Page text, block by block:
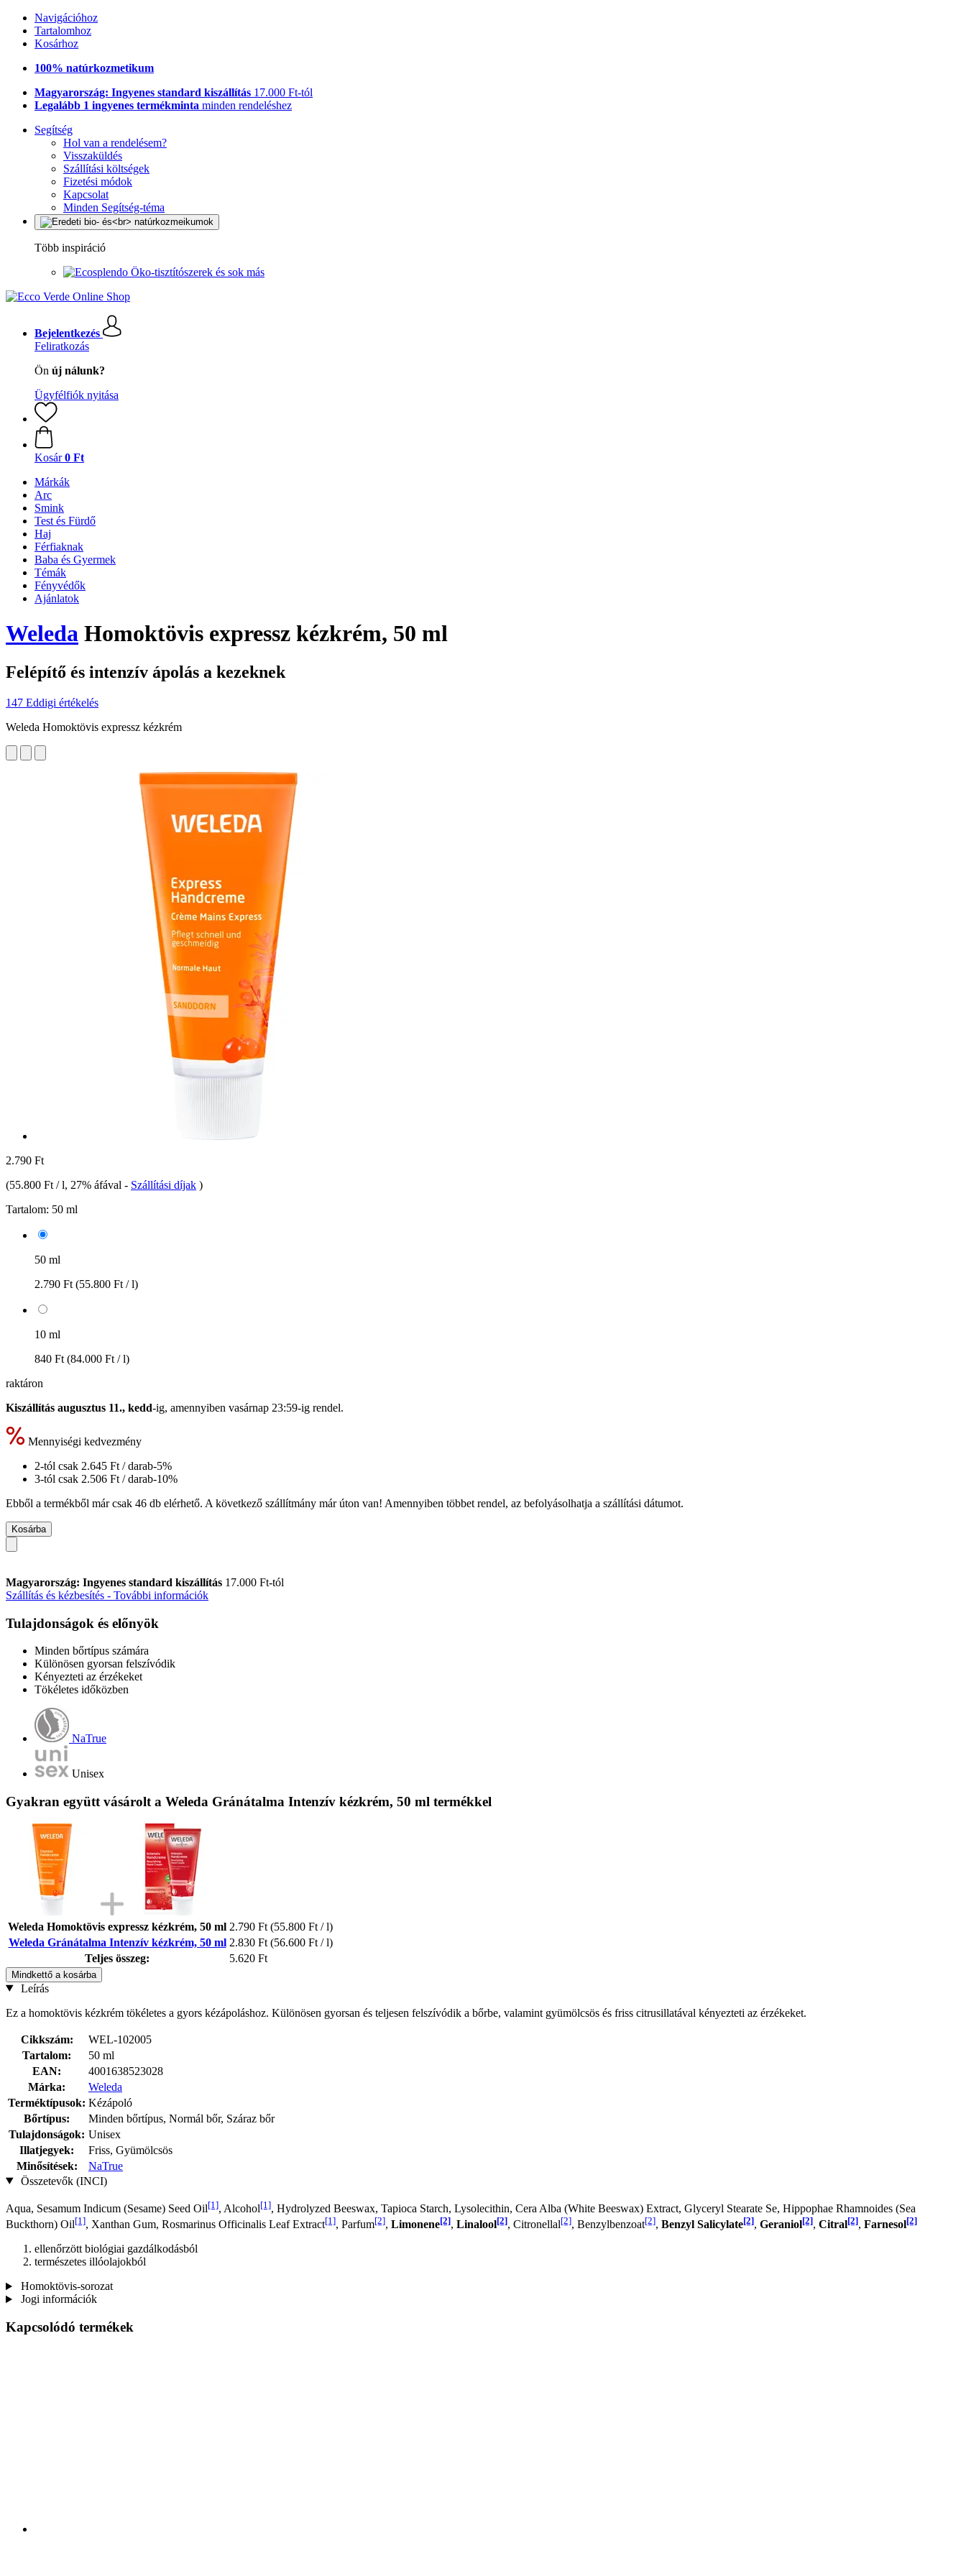
Navigációhoz
Tartalomhoz
Kosárhoz
100% natúrkozmetikum
Magyarország: Ingyenes standard kiszállítás 17.000 Ft-tól
Legalább 1 ingyenes termékminta minden rendeléshez
Segítség
Hol van a rendelésem?
Visszaküldés
Szállítási költségek
Fizetési módok
Kapcsolat
Minden Segítség-téma
Több inspiráció
Öko-tisztítószerek és sok más
Bejelentkezés
Feliratkozás
Ön új nálunk?
Ügyfélfiók nyitása
Kosár 0 Ft
Márkák
Arc
Smink
Test és Fürdő
Haj
Férfiaknak
Baba és Gyermek
Témák
Fényvédők
Ajánlatok
Weleda Homoktövis expressz kézkrém, 50 ml
Felépítő és intenzív ápolás a kezeknek
147 Eddigi értékelés
Weleda Homoktövis expressz kézkrém
2.790 Ft
(55.800 Ft / l, 27% áfával - Szállítási díjak )
Tartalom: 50 ml
50 ml
2.790 Ft (55.800 Ft / l)
10 ml
840 Ft (84.000 Ft / l)
raktáron
Kiszállítás augusztus 11., kedd-ig, amennyiben vasárnap 23:59-ig rendel.
Mennyiségi kedvezmény
2-tól csak 2.645 Ft / darab-5%
3-tól csak 2.506 Ft / darab-10%
Ebből a termékből már csak 46 db elérhető. A következő szállítmány már úton van! Amennyiben többet rendel, az befolyásolhatja a szállítási dátumot.
Kosárba
Magyarország: Ingyenes standard kiszállítás 17.000 Ft-tól
Szállítás és kézbesítés - További információk
Tulajdonságok és előnyök
Minden bőrtípus számára
Különösen gyorsan felszívódik
Kényezteti az érzékeket
Tökéletes időközben
NaTrue
Unisex
Gyakran együtt vásárolt a Weleda Gránátalma Intenzív kézkrém, 50 ml termékkel
Weleda Homoktövis expressz kézkrém, 50 ml 2.790 Ft (55.800 Ft / l)
Weleda Gránátalma Intenzív kézkrém, 50 ml 2.830 Ft (56.600 Ft / l)
Teljes összeg:
5.620 Ft
Mindkettő a kosárba
Leírás
Ez a homoktövis kézkrém tökéletes a gyors kézápoláshoz. Különösen gyorsan és teljesen felszívódik a bőrbe, valamint gyümölcsös és friss citrusillatával kényezteti az érzékeket.
Cikkszám:
WEL-102005
Tartalom:
50 ml
EAN:
4001638523028
Márka:
Weleda
Terméktípusok: Kézápoló
Bőrtípus:
Minden bőrtípus, Normál bőr, Száraz bőr
Tulajdonságok: Unisex
Illatjegyek:
Friss, Gyümölcsös
Minősítések:
NaTrue
Összetevők (INCI)
Aqua, Sesamum Indicum (Sesame) Seed Oil[1], Alcohol[1], Hydrolyzed Beeswax, Tapioca Starch, Lysolecithin, Cera Alba (White Beeswax) Extract, Glyceryl Stearate Se, Hippophae Rhamnoides (Sea
Buckthorn) Oil[1], Xanthan Gum, Rosmarinus Officinalis Leaf Extract[1], Parfum[2], Limonene[2], Linalool[2], Citronellal[2], Benzylbenzoat[2], Benzyl Salicylate[2], Geraniol[2], Citral[2], Farnesol[2]
ellenőrzött biológiai gazdálkodásból
természetes illóolajokból
Homoktövis-sorozat
Jogi információk
Kapcsolódó termékek